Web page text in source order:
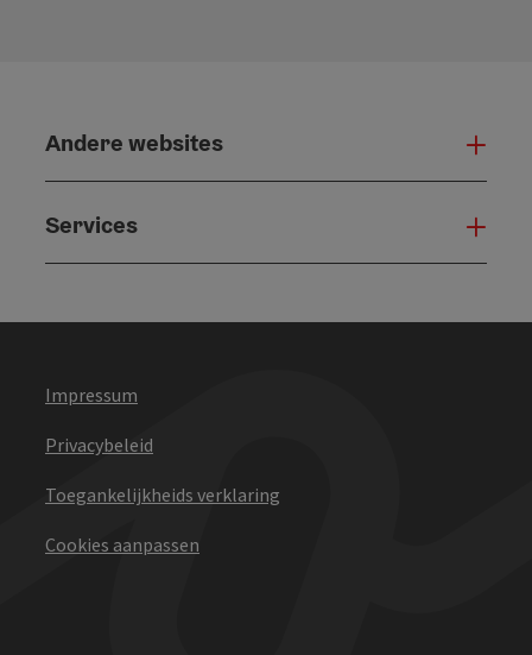
Andere websites
Services
Impressum
Privacybeleid
Toegankelijkheids verklaring
Cookies aanpassen